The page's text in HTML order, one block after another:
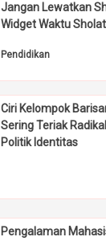
Jangan Lewatkan
Widget Waktu Sholat
Pendidikan
Ciri Kelompok
Sering Teriak
Politik Identitas
Pengalaman